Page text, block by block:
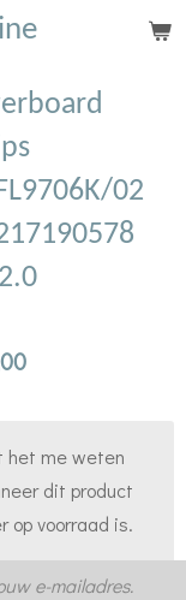
02
het me weten
dit product
op voorraad is.